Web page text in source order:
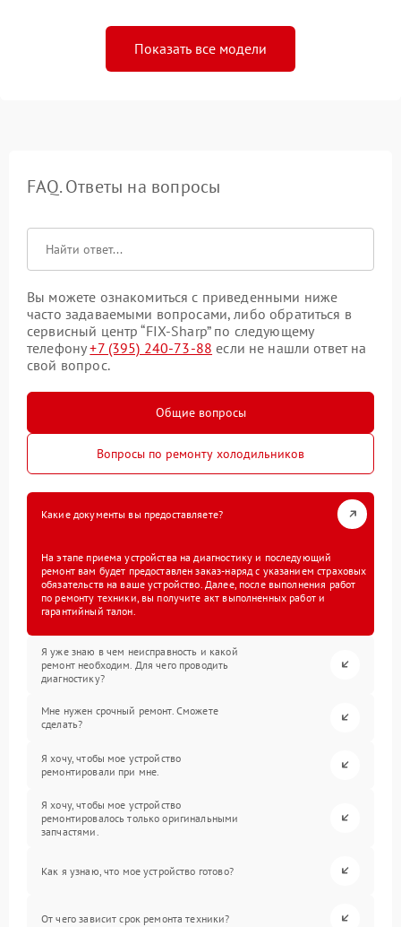
Показать все модели
FAQ. Ответы на вопросы
Вы можете ознакомиться с приведенными ниже
часто задаваемыми вопросами, либо обратиться в
сервисный центр “FIX-Sharp” по следующему
телефону+7 (395) 240-73-88 если не нашли ответ на
свой вопрос.
Общие вопросы
Вопросы по ремонту холодильников
Какие документы вы предоставляете?
На этапе приема устройства на диагностику и последующий
ремонт вам будет предоставлен заказ-наряд с указанием страховых
обязательств на ваше устройство. Далее, после выполнения работ
по ремонту техники, вы получите акт выполненных работ и
гарантийный талон.
Я уже знаю в чем неисправность и какой
ремонт необходим. Для чего проводить
диагностику?
Мне нужен срочный ремонт. Сможете
сделать?
Я хочу, чтобы мое устройство
ремонтировали при мне.
Я хочу, чтобы мое устройство
ремонтировалось только оригинальными
запчастями.
Как я узнаю, что мое устройство готово?
От чего зависит срок ремонта техники?